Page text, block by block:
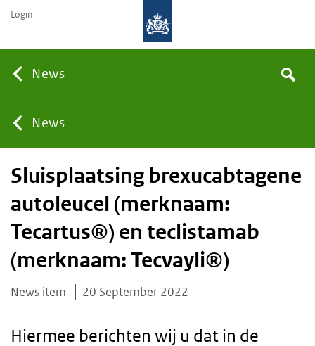
News
You
are
here:
News
the
Search
Login
Sluisplaatsing brexucabtagene
autoleucel (merknaam:
Tecartus®) en teclistamab
(merknaam: Tecvayli®)
News item 20 September 2022
Hiermee berichten wij u dat in de